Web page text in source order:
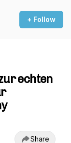
+ Follow
echten
Share